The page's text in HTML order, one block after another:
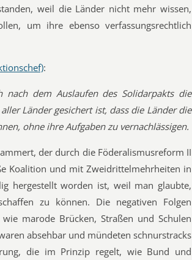
weil die Länder nicht mehr wissen,
um ihre ebenso verfassungsrechtlich
:
dem Auslaufen des Solidarpakts die
Länder gesichert ist, dass die Länder die
ohne ihre Aufgaben zu vernachlässigen.
der durch die Föderalismusreform II
Koalition und mit Zweidrittelmehrheiten in
hergestellt worden ist, weil man glaubte,
zu können. Die negativen Folgen
marode Brücken, Straßen und Schulen
absehbar und mündeten schnurstracks
die im Prinzip regelt, wie Bund und